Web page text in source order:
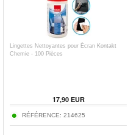
Lingettes Nettoyantes pour Écran Kontakt
Chemie - 100 Pièces
17,90EUR
RÉFÉRENCE: 214625